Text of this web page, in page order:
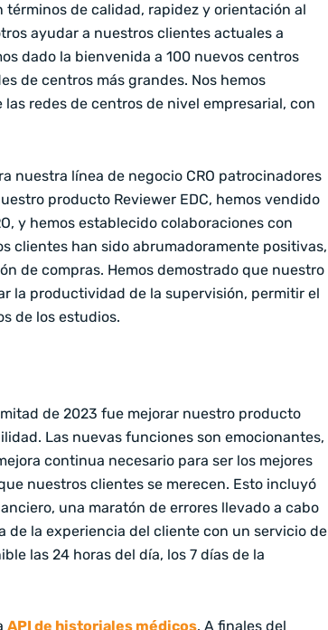
de calidad, rapidez y orientación al
ayudar a nuestros clientes actuales a
dado la bienvenida a 100 nuevos centros
de centros más grandes. Nos hemos
redes de centros de nivel empresarial, con
nuestra línea de negocio CRO patrocinadores
producto Reviewer EDC, hemos vendido
y hemos establecido colaboraciones con
clientes han sido abrumadoramente positivas,
de compras. Hemos demostrado que nuestro
la productividad de la supervisión, permitir el
de los estudios.
de 2023 fue mejorar nuestro producto
Las nuevas funciones son emocionantes,
continua necesario para ser los mejores
nuestros clientes se merecen. Esto incluyó
una maratón de errores llevado a cabo
de la experiencia del cliente con un servicio de
las 24 horas del día, los 7 días de la
API de historiales médicos. A finales del